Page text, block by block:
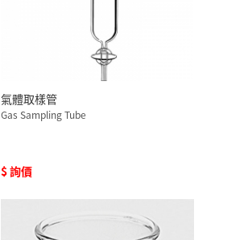
氣體取樣管
Gas Sampling Tube
$ 詢價